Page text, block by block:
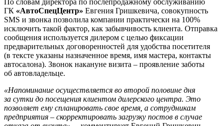
ГК «АвтоСпецЦентр» Евгения Гришкевича, совокупность
SMS и звонка позволила компании практически на 100%
исключить такой фактор, как забывчивость клиента. Отправка
сообщения используется дилером с целью фиксации
предварительных договоренностей для удобства посетителя
(в тексте указаны назначенное время, имя мастера, контакты
автосалона). Звонок накануне визита – проявление заботы
об автовладельце.
«Напоминание осуществляется во второй половине дня
за сутки до посещения клиентом дилерского центра. Это
позволяет ему спланировать свое время, а сотрудникам
предприятия – скорректировать загрузку постов в случае